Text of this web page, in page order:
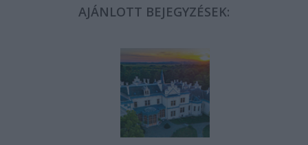
AJÁNLOTT BEJEGYZÉSEK: